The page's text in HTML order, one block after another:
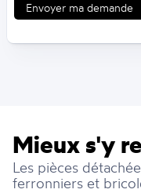
Envoyer ma demande
Mieux s'y
Les pièces
ferronniers et